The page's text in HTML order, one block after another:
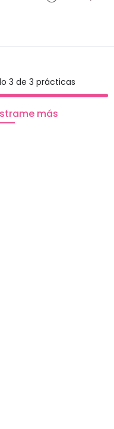
3 de 3 prácticas
más